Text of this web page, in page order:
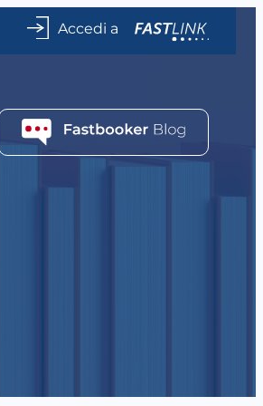
Accedi a